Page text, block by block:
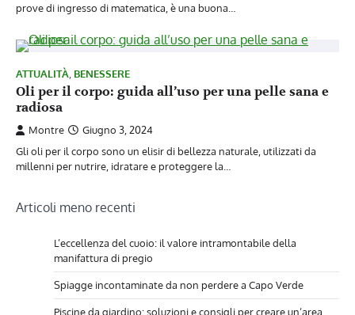
prove di ingresso di matematica, è una buona…
ATTUALITÀ BENESSERE
Oli per il corpo: guida all’uso per una pelle sana e
radiosa
Montre
Giugno 3, 2024
Gli oli per il corpo sono un elisir di bellezza naturale, utilizzati da
millenni per nutrire, idratare e proteggere la…
Navigazione
articoli
Articoli meno recenti
L’eccellenza del cuoio: il valore intramontabile della
manifattura di pregio
Spiagge incontaminate da non perdere a Capo Verde
Piscine da giardino: soluzioni e consigli per creare un’area